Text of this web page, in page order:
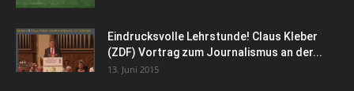
Eindrucksvolle Lehrstunde! Claus Kleber
(ZDF) Vortrag zum Journalismus an der...
13. Juni 2015